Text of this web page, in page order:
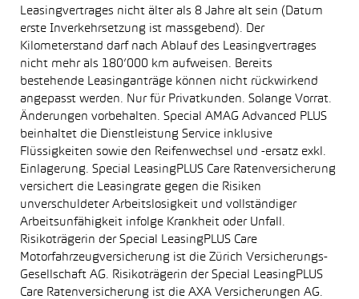
Leasingvertrages nicht älter als 8 Jahre alt sein (Datum
erste Inverkehrsetzung ist massgebend). Der
Kilometerstand darf nach Ablauf des Leasingvertrages
nicht mehr als 180’000 km aufweisen. Bereits
bestehende Leasinganträge können nicht rückwirkend
angepasst werden. Nur für Privatkunden. Solange Vorrat.
Änderungen vorbehalten. Special AMAG Advanced PLUS
beinhaltet die Dienstleistung Service inklusive
Flüssigkeiten sowie den Reifenwechsel und -ersatz exkl.
Einlagerung. Special LeasingPLUS Care Ratenversicherung
versichert die Leasingrate gegen die Risiken
unverschuldeter Arbeitslosigkeit und vollständiger
Arbeitsunfähigkeit infolge Krankheit oder Unfall.
Risikoträgerin der Special LeasingPLUS Care
Motorfahrzeugversicherung ist die Zürich Versicherungs-
Gesellschaft AG. Risikoträgerin der Special LeasingPLUS
Care Ratenversicherung ist die AXA Versicherungen AG.